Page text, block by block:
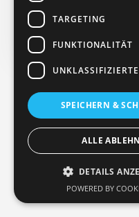
Herunterladen
Copyright © 2026 ·
TARGETING
FUNKTIONALITÄT
UNKLASSIFIZIERTE
SPEICHERN &
ALLE
DETAILS
POWERED BY